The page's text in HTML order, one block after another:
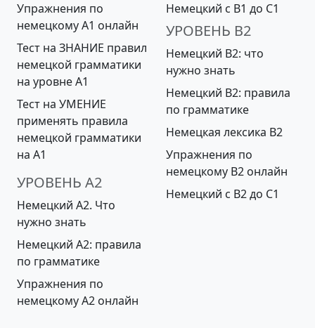
Упражнения по
немецкому A1 онлайн
Тест на ЗНАНИЕ правил
немецкой грамматики
на уровне А1
Тест на УМЕНИЕ
применять правила
немецкой грамматики
на А1
УРОВЕНЬ A2
Немецкий А2. Что
нужно знать
Немецкий А2: правила
по грамматике
Упражнения по
немецкому A2 онлайн
Немецкий с B1 до С1
УРОВЕНЬ B2
Немецкий B2: что
нужно знать
Немецкий B2: правила
по грамматике
Немецкая лексика B2
Упражнения по
немецкому B2 онлайн
Немецкий с B2 до С1